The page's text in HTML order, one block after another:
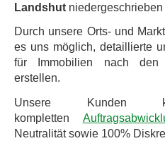
Landshut niedergeschrieben
Durch unsere Orts- und
es uns möglich, detaillierte
für Immobilien nach den
erstellen.
Unsere Kunden
kompletten
Neutralität sowie 100%